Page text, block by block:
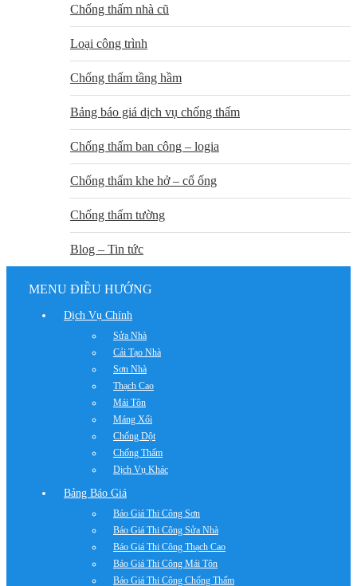
Chống thấm nhà cũ
Loại công trình
Chống thấm tầng hầm
Bảng báo giá dịch vụ chống thấm
Chống thấm ban công – logia
Chống thấm khe hở – cổ ống
Chống thấm tường
Blog – Tin tức
MENU ĐIỀU HƯỚNG
Dịch Vụ Chính
Sửa Nhà
Cải Tạo Nhà
Sơn Nhà
Thạch Cao
Mái Tôn
Máng Xối
Chống Dột
Chống Thấm
Dịch Vụ Khác
Bảng Báo Giá
Báo Giá Thi Công Sơn
Báo Giá Thi Công Sửa Nhà
Báo Giá Thi Công Thạch Cao
Báo Giá Thi Công Mái Tôn
Báo Giá Thi Công Chống Thấm